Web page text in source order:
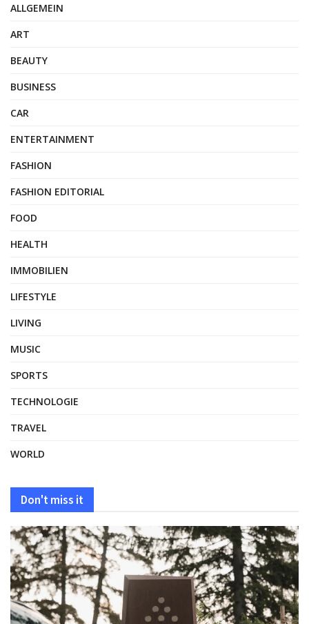
ALLGEMEIN
ART
BEAUTY
BUSINESS
CAR
ENTERTAINMENT
FASHION
FASHION EDITORIAL
FOOD
HEALTH
IMMOBILIEN
LIFESTYLE
LIVING
MUSIC
SPORTS
TECHNOLOGIE
TRAVEL
WORLD
Don't miss it